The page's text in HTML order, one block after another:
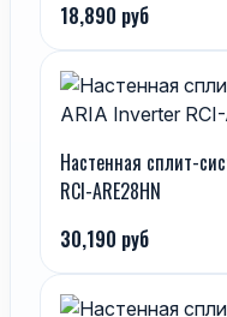
18,890 руб
Настенная сплит-
RCI-ARE28HN
30,190 руб